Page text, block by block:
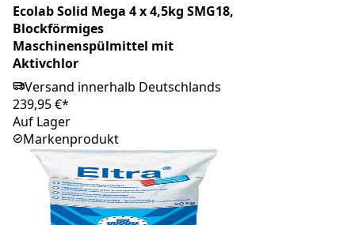
Ecolab Solid Mega 4 x 4,5kg SMG18,
Blockförmiges
Maschinenspülmittel mit
Aktivchlor
Versand innerhalb Deutschlands
239,95 €*
Auf Lager
Markenprodukt